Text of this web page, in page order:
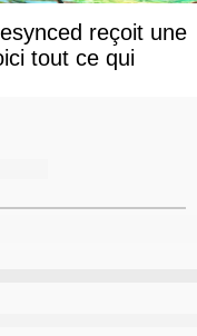
reçoit une
tout ce qui